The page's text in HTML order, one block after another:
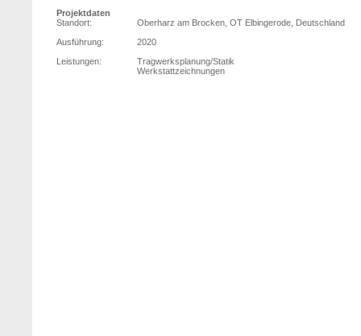
Projektdaten
Standort:
Oberharz am Brocken, OT Elbingerode, Deutschland
Ausführung:
2020
Leistungen:
Tragwerksplanung/Statik
Werkstattzeichnungen